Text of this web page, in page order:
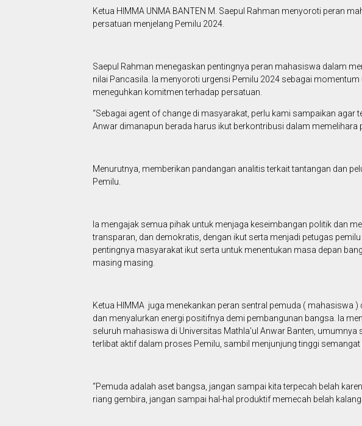
Ketua HIMMA UNMA BANTEN M. Saepul Rahman menyoroti peran
persatuan menjelang Pemilu 2024.
Saepul Rahman menegaskan pentingnya peran mahasiswa dalam
nilai Pancasila. Ia menyoroti urgensi Pemilu 2024 sebagai
meneguhkan komitmen terhadap persatuan.
“Sebagai agent of change di masyarakat, perlu kami sampaikan agar
Anwar dimanapun berada harus ikut berkontribusi dalam memelihara
Menurutnya, memberikan pandangan analitis terkait tantangan dan
Pemilu.
Ia mengajak semua pihak untuk menjaga keseimbangan politik dan
transparan, dan demokratis, dengan ikut serta menjadi petugas
pentingnya masyarakat ikut serta untuk menentukan masa depan
masing masing.
Ketua HIMMA juga menekankan peran sentral pemuda ( mahasiswa
dan menyalurkan energi positifnya demi pembangunan bangsa. Ia
seluruh mahasiswa di Universitas Mathla'ul Anwar Banten,
terlibat aktif dalam proses Pemilu, sambil menjunjung tinggi semangat
“Pemuda adalah aset bangsa, jangan sampai kita terpecah belah
riang gembira, jangan sampai hal-hal produktif memecah belah